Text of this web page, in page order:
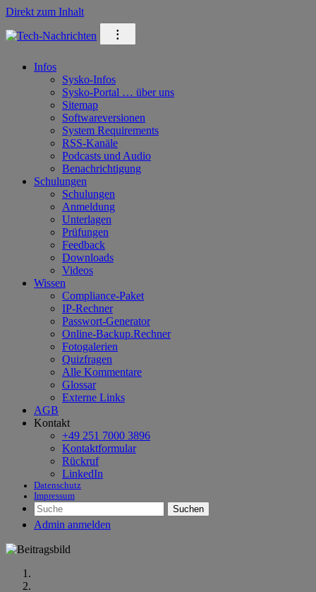
Direkt zum Inhalt
⁝
Infos
Sysko-Infos
Sysko-Portal … über uns
Sitemap
Softwareversionen
System Requirements
RSS-Kanäle
Podcasts und Audio
Benachrichtigung
Schulungen
Schulungen
Anmeldung
Unterlagen
Prüfungen
Feedback
Downloads
Videos
Wissen
Compliance-Paket
IP-Rechner
Passwort-Generator
Online-Backup.Rechner
Fotogalerien
Quizfragen
Alle Kommentare
Glossar
Externe Links
AGB
Kontakt
+49 251 7000 3896
Kontaktformular
Rückruf
LinkedIn
Datenschutz
Impressum
Suchen
Admin anmelden